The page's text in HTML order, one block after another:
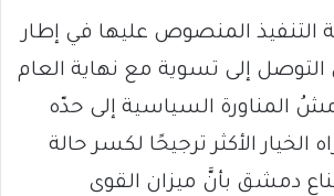
التنفيذ المنصوص عليها في إطار
التوصل إلى تسوية مع نهاية العام
المناورة السياسية إلى حدّه
الخيار الأكثر ترجيحًا لكسر حالة
دمشق بأنَّ ميزان القوى